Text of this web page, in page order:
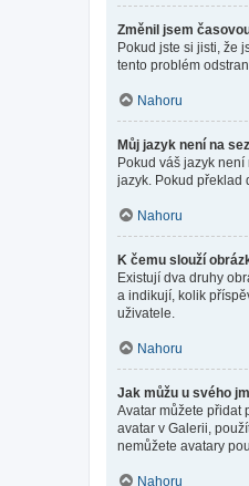
Změnil jsem
Pokud jste si jisti, že
tento problém
Nahoru
Můj jazyk není na
Pokud váš jazyk
jazyk. Pokud překlad
Nahoru
K čemu slouží
Existují dva druhy
a indikují, kolik
uživatele.
Nahoru
Jak můžu u svého
Avatar můžete přidat
avatar v Galerii,
nemůžete avatary
Nahoru